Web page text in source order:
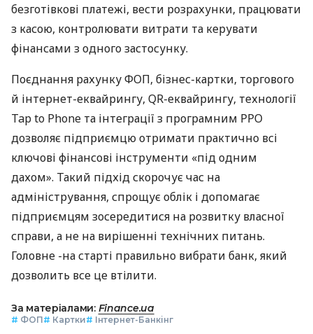
безготівкові платежі, вести розрахунки, працювати
з касою, контролювати витрати та керувати
фінансами з одного застосунку.
Поєднання рахунку ФОП, бізнес-картки, торгового
й інтернет-еквайрингу, QR-еквайрингу, технології
Tap to Phone та інтеграції з програмним РРО
дозволяє підприємцю отримати практично всі
ключові фінансові інструменти «під одним
дахом». Такий підхід скорочує час на
адміністрування, спрощує облік і допомагає
підприємцям зосередитися на розвитку власної
справи, а не на вирішенні технічних питань.
Головне -на старті правильно вибрати банк, який
дозволить все це втілити.
За матеріалами: Finance.ua
# ФОП# Картки# Інтернет-Банкінг